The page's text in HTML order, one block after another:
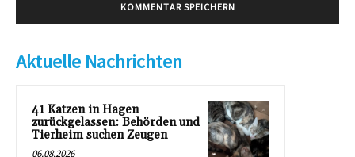
Aktuelle Nachrichten
41 Katzen in Hagen
zurückgelassen: Behörden und
Tierheim suchen Zeugen
06.08.2026